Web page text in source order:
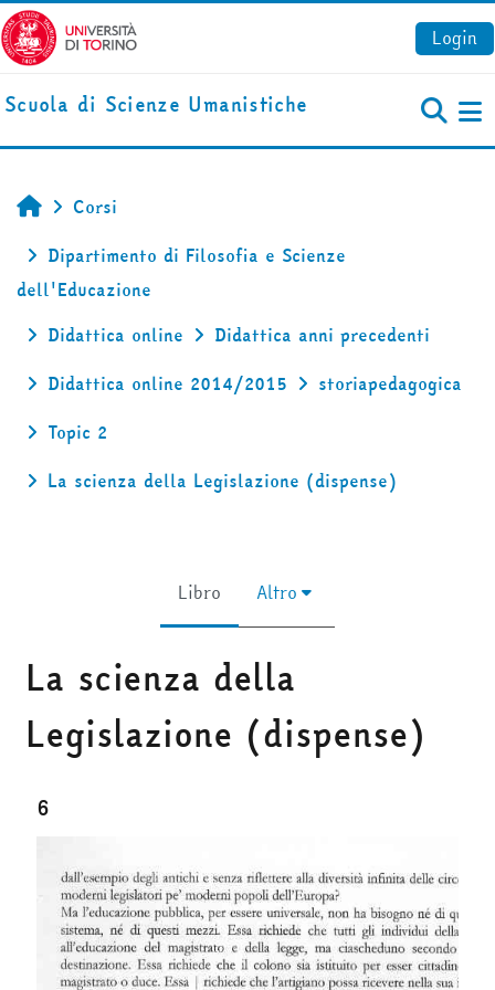
Vai al contenuto principale
Login
Scuola di Scienze Umanistiche
Home
Corsi
Dipartimento di Filosofia e Scienze
dell'Educazione
Didattica online
Didattica anni precedenti
Didattica online 2014/2015
storiapedagogica
Topic 2
La scienza della Legislazione (dispense)
Libro Altro
La scienza della
Legislazione (dispense)
6